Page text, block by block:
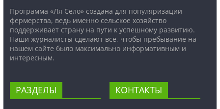
Программа «Ля Село» создана для популяризации
фермерства, ведь именно сельское хозяйство
поддерживает страну на пути к успешному развитию.
Наши журналисты сделают все, чтобы пребывание на
нашем сайте было максимально информативным и
интересным.
РАЗДЕЛЫ КОНТАКТЫ